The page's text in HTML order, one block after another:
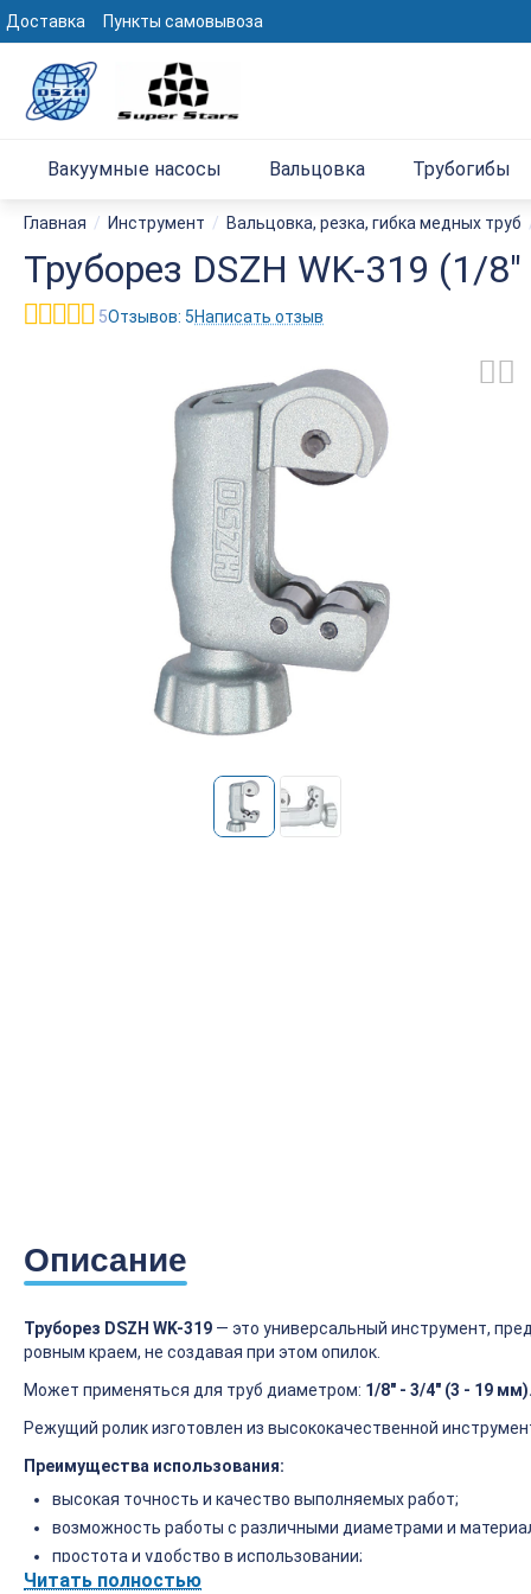
Доставка Пункты самовывоза
Вакуумные насосы Вальцовка Трубогибы
Главная / Инструмент / Вальцовка, резка, гибка медных труб
Труборез DSZH WK-319 (1/
5Отзывов: 5Написать отзыв
Описание
Труборез DSZH WK-319 — это универсальный инструмент,
ровным краем, не создавая при этом опилок.
Может применяться для труб диаметром: 1/8" - 3/4" (3 - 19 мм).
Режущий ролик изготовлен из высококачественной
Преимущества использования:
высокая точность и качество выполняемых работ;
возможность работы с различными диаметрами и
простота и удобство в использовании;
долговечность инструмента.
Читать полностью